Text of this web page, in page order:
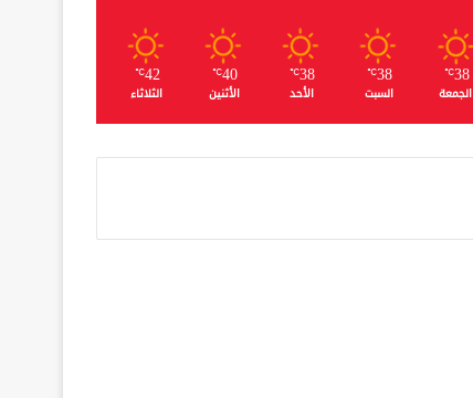
38
℃
الجمعة
38
℃
السبت
38
℃
الأحد
40
℃
الأثنين
42
℃
الثلاثاء